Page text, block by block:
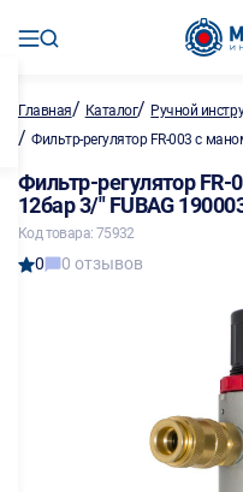
Главная/ Каталог/ Ручной
/ Фильтр-регулятор FR-003 с
Фильтр-регулятор
12бар 3/" FUBAG
Код товара: 75932
0 0 отзывов